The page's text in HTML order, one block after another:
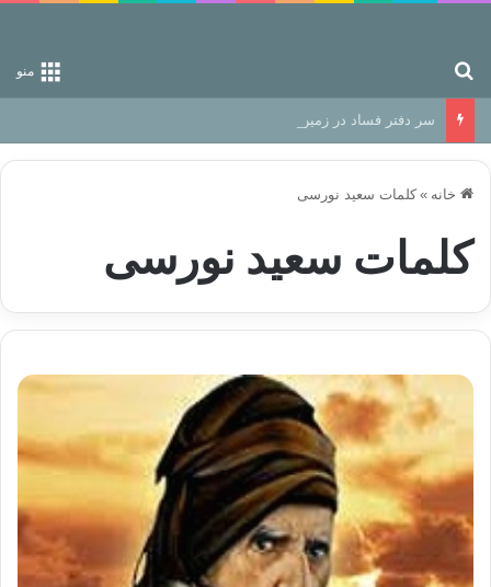
منو
سر دفتر فساد در زمین‌، دوری وکناره‌گیری از راه خداست‌!
خانه » کلمات سعید نورسی
کلمات سعید نورسی